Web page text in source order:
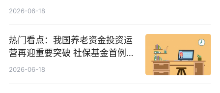
1000万港元
2026-06-18
热门看点：我国养老资金投资运
营再迎重要突破 社保基金首例期
货账户完成开立
2026-06-18